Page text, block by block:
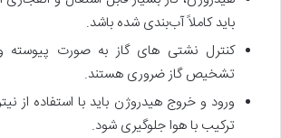
باید کاملاً آب‌بندی شده باشد.
کنترل نشتی های گاز به صورت پیوسته
تشخیص گاز ضروری هستند.
ورود و خروج هیدروژن باید با استفاده از
ترکیب با هوا جلوگیری شود.